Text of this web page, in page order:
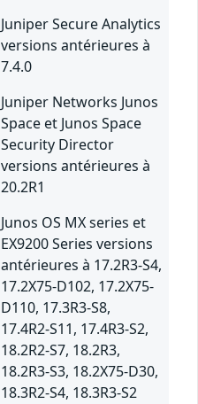
Juniper Secure Analytics
versions antérieures à
7.4.0
Juniper Networks Junos
Space et Junos Space
Security Director
versions antérieures à
20.2R1
Junos OS MX series et
EX9200 Series versions
antérieures à 17.2R3-S4,
17.2X75-D102, 17.2X75-
D110, 17.3R3-S8,
17.4R2-S11, 17.4R3-S2,
18.2R2-S7, 18.2R3,
18.2R3-S3, 18.2X75-D30,
18.3R2-S4, 18.3R3-S2